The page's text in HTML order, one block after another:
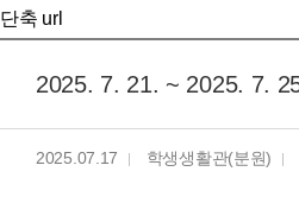
단축 url
2025. 7. 21. ~ 2025. 7.
2025.07.17 학생생활관(분원)